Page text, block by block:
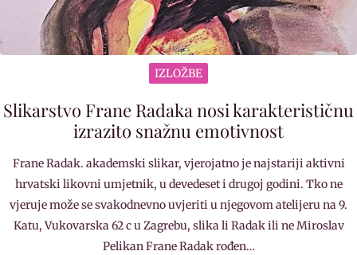
IZLOŽBE
Slikarstvo Frane Radaka nosi karakterističnu
izrazito snažnu emotivnost
Frane Radak. akademski slikar, vjerojatno je najstariji aktivni
hrvatski likovni umjetnik, u devedeset i drugoj godini. Tko ne
vjeruje može se svakodnevno uvjeriti u njegovom atelijeru na 9.
Katu, Vukovarska 62 c u Zagrebu, slika li Radak ili ne Miroslav
Pelikan Frane Radak rođen…